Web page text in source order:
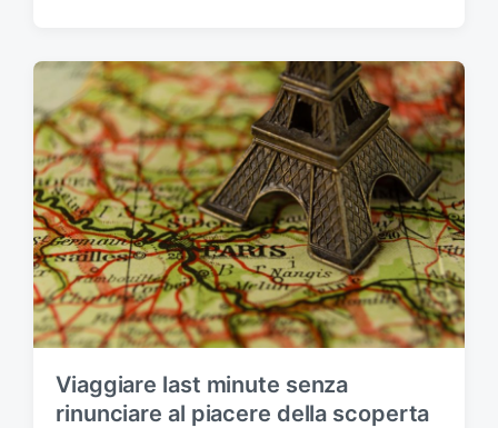
Viaggiare last minute senza
rinunciare al piacere della scoperta